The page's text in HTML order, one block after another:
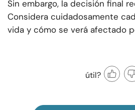
Sin embargo, la decisión final
Considera cuidadosamente
vida y cómo se verá afectado
útil?